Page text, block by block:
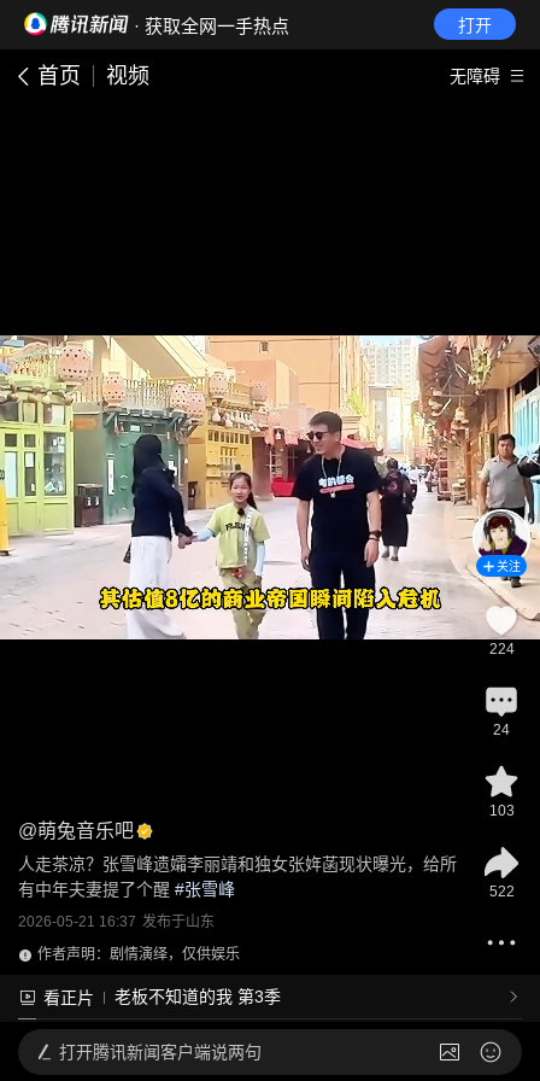
· 获取全网一手热点 打开
首页 视频 无障碍
@萌兔音乐吧
人走茶凉？张雪峰遗孀李丽靖和独女张姩菡现状曝光，给所
有中年夫妻提了个醒 #张雪峰
2026-05-21 16:37 发布于山东
作者声明：剧情演绎，仅供娱乐
看正片 老板不知道的我 第3季
关注
224
24
103
522
打开腾讯新闻客户端说两句